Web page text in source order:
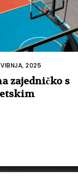
2025
zajedničko s